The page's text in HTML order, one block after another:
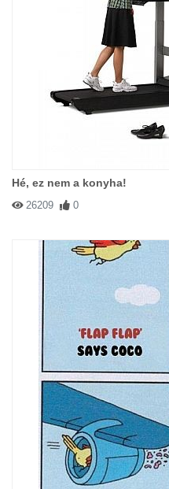
Hé, ez nem a konyha!
26209 0